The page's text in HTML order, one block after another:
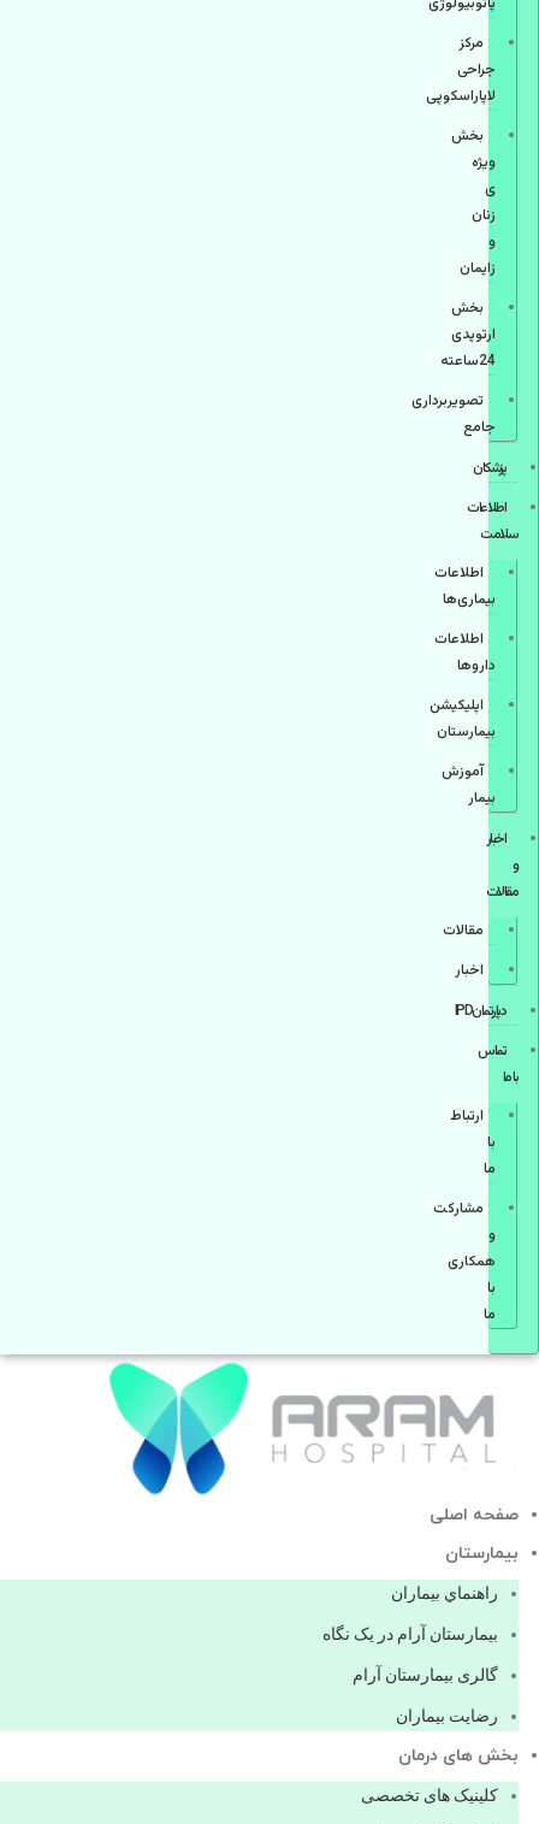
مرکز
جراحی
لاپاراسکوپی
بخش
ویژه
ی
زنان
و
زایمان
بخش
ارتوپدی
24ساعته
تصویربرداری
جامع
پزشكان
اطلاعات
سلامت
اطلاعات
بیماری‌ها
اطلاعات
دارو‌ها
اپليكيشن
بيمارستان
آموزش
بیمار
اخبار
و
مقالات
مقالات
اخبار
دپارتمانIPD
تماس
با ما
ارتباط
با
ما
مشاركت
و
همكاری
با
ما
صفحه اصلی
بيمارستان
راهنماي بیماران
بیمارستان آرام در یک نگاه
گالری بیمارستان آرام
رضایت بیماران
بخش های درمان
کلینیک های تخصصی